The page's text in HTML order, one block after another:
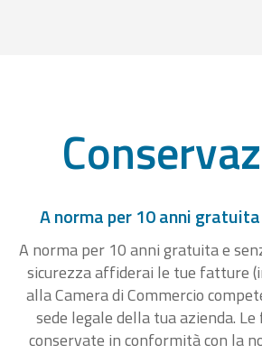
A norma per 10 anni
A norma per 10 anni gratuita e
sicurezza affiderai le tue fatture
alla Camera di Commercio
sede legale della tua azienda.
conservate in conformità con la